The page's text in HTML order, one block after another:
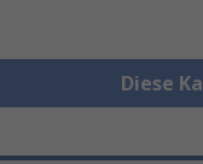
Diese